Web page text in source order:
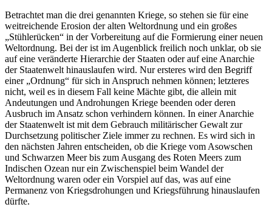
Betrachtet man die drei genannten Kriege, so stehen sie für eine
weitreichende Erosion der alten Weltordnung und ein großes
„Stühlerücken“ in der Vorbereitung auf die Formierung einer neuen
Weltordnung. Bei der ist im Augenblick freilich noch unklar, ob sie
auf eine veränderte Hierarchie der Staaten oder auf eine Anarchie
der Staatenwelt hinauslaufen wird. Nur ersteres wird den Begriff
einer „Ordnung“ für sich in Anspruch nehmen können; letzteres
nicht, weil es in diesem Fall keine Mächte gibt, die allein mit
Andeutungen und Androhungen Kriege beenden oder deren
Ausbruch im Ansatz schon verhindern können. In einer Anarchie
der Staatenwelt ist mit dem Gebrauch militärischer Gewalt zur
Durchsetzung politischer Ziele immer zu rechnen. Es wird sich in
den nächsten Jahren entscheiden, ob die Kriege vom Asowschen
und Schwarzen Meer bis zum Ausgang des Roten Meers zum
Indischen Ozean nur ein Zwischenspiel beim Wandel der
Weltordnung waren oder ein Vorspiel auf das, was auf eine
Permanenz von Kriegsdrohungen und Kriegsführung hinauslaufen
dürfte.